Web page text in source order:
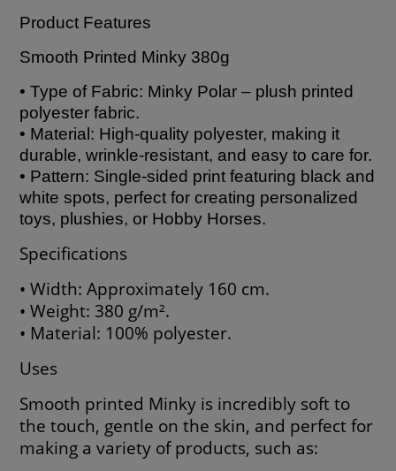
Product Features
Smooth Printed Minky 380g
• Type of Fabric: Minky Polar – plush printed
polyester fabric.
• Material: High-quality polyester, making it
durable, wrinkle-resistant, and easy to care for.
• Pattern: Single-sided print featuring black and
white spots, perfect for creating personalized
toys, plushies, or Hobby Horses.
Specifications
• Width: Approximately 160 cm.
• Weight: 380 g/m².
• Material: 100% polyester.
Uses
Smooth printed Minky is incredibly soft to
the touch, gentle on the skin, and perfect for
making a variety of products, such as: